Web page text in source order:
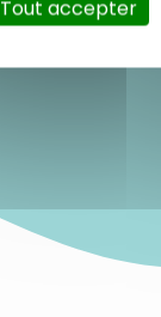
Tout accepter